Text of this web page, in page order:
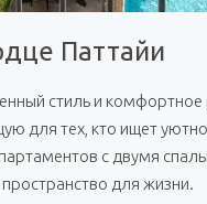
Паттайи
стиль и
для тех, кто ищет
с двумя
для жизни.